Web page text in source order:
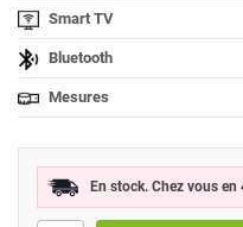
Smart TV
Bluetooth
Mesures
En stock. Chez vous